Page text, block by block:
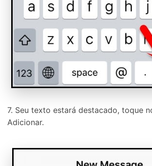
7. Seu texto estará destacado, toque
Adicionar.